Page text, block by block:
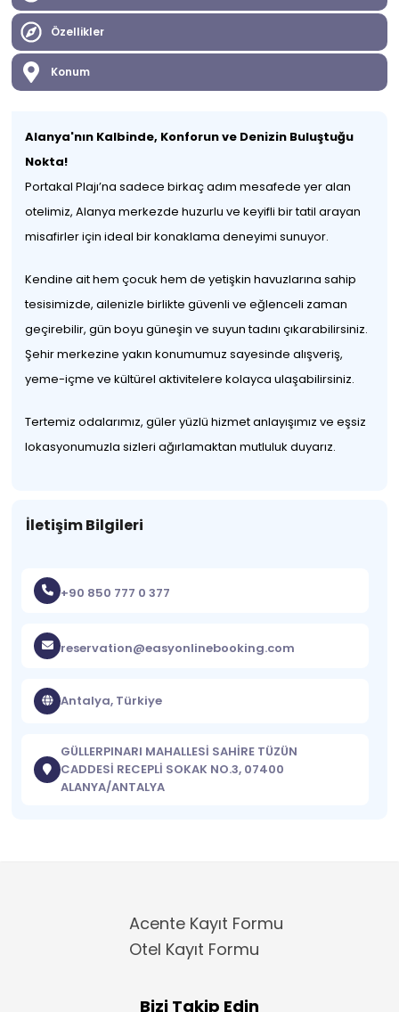
Özellikler
Konum
Alanya'nın Kalbinde, Konforun ve Denizin Buluştuğu
Nokta!
Portakal Plajı’na sadece birkaç adım mesafede yer alan
otelimiz, Alanya merkezde huzurlu ve keyifli bir tatil arayan
misafirler için ideal bir konaklama deneyimi sunuyor.
Kendine ait hem çocuk hem de yetişkin havuzlarına sahip
tesisimizde, ailenizle birlikte güvenli ve eğlenceli zaman
geçirebilir, gün boyu güneşin ve suyun tadını çıkarabilirsiniz.
Şehir merkezine yakın konumumuz sayesinde alışveriş,
yeme-içme ve kültürel aktivitelere kolayca ulaşabilirsiniz.
Tertemiz odalarımız, güler yüzlü hizmet anlayışımız ve eşsiz
lokasyonumuzla sizleri ağırlamaktan mutluluk duyarız.
İletişim Bilgileri
+90 850 777 0 377
reservation@easyonlinebooking.com
Antalya, Türkiye
GÜLLERPINARI MAHALLESİ SAHİRE TÜZÜN
CADDESİ RECEPLİ SOKAK NO.3, 07400
ALANYA/ANTALYA
Acente Kayıt Formu
Otel Kayıt Formu
Bizi Takip Edin